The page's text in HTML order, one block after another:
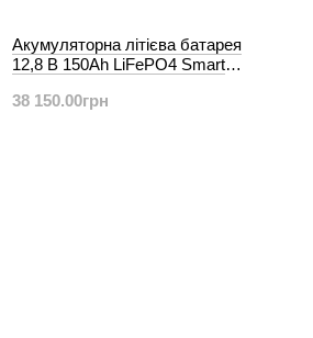
Акумуляторна літієва батарея
12,8 В 150Ah LiFePO4 Smart
38 150.00грн